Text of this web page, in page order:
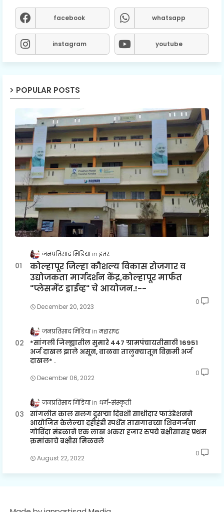
facebook whatsapp
instagram youtube
POPULAR POSTS
जनप्रतिसाद मिडिया इतर
कोल्हापूर जिल्हा कौशल्य विकास रोजगार व
उद्योजकता मार्गदर्शन केंद्र,कोल्हापूर मार्फत
"प्लेसमेंट ड्राईव्ह" चे आयोजन.!--
December 20, 2023
0
जनप्रतिसाद मिडिया महाराष्ट्र
*सांगली जिल्ह्यातील सुमारे 447 ग्रामपंचायतीसाठी 16951
अर्ज दाखल झाले असून, वाळवा तालुक्यातून विक्रमी अर्ज
दाखल* .
December 06, 2022
0
जनप्रतिसाद मिडिया धर्म-संस्कृती
सांगलीत काल सलग दुसऱ्या दिवशी साथीदार फाउंडेशनने
आयोजित केलेल्या दहीहंडी स्पर्धेत तासगावच्या शिवगर्जना
गोविंदा मंडळाने एक लाख अकरा हजार रुपये बक्षीसासह प्रथम
क्रमांकाचे बक्षीस मिळवले
August 22, 2022
0